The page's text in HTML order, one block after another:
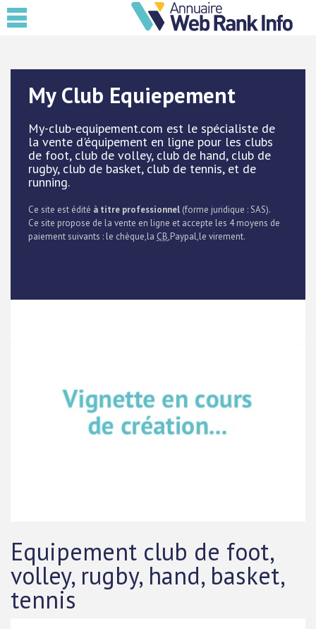
My Club Equiepement
My-club-equipement.com est le spécialiste de
la vente d'équipement en ligne pour les clubs
de foot, club de volley, club de hand, club de
rugby, club de basket, club de tennis, et de
running.
Ce site est édité à titre professionnel (forme juridique : SAS).
Ce site propose de la vente en ligne et accepte les 4 moyens de
paiement suivants : le chèque,la CB,Paypal,le virement.
Equipement club de foot,
volley, rugby, hand, basket,
tennis